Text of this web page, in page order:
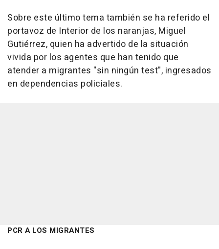
Sobre este último tema también se ha referido el
portavoz de Interior de los naranjas, Miguel
Gutiérrez, quien ha advertido de la situación
vivida por los agentes que han tenido que
atender a migrantes "sin ningún test", ingresados
en dependencias policiales.
PCR A LOS MIGRANTES